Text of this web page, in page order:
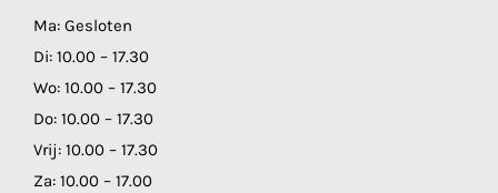
Ma: Gesloten
Di: 10.00 – 17.30
Wo: 10.00 – 17.30
Do: 10.00 – 17.30
Vrij: 10.00 – 17.30
Za: 10.00 – 17.00